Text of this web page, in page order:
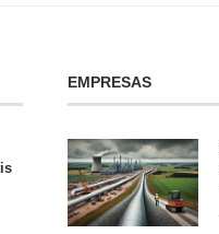
EMPRESAS